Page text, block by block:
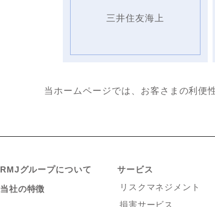
三井住友海上
当ホームページでは、お客さまの利便
RMJグループについて
当社の特徴
サービス
リスクマネジメント
損害サービス